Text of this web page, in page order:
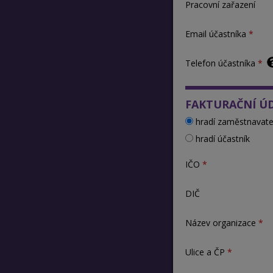
Pracovní zařazení
Email účastníka
Telefon účastníka
FAKTURAČNÍ
hradí
hradí účastník
IČO
DIČ
Název organizace
Ulice a ČP